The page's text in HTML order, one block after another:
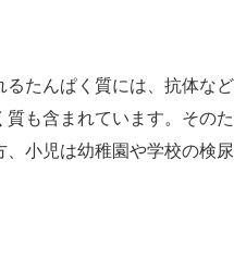
たんぱく質には、抗体な
も含まれています。その
小児は幼稚園や学校の検